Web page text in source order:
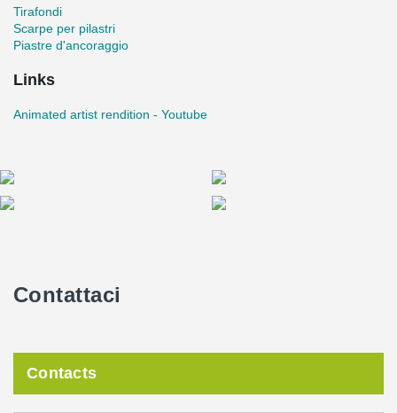
Tirafondi
Scarpe per pilastri
Piastre d'ancoraggio
Links
Animated artist rendition - Youtube
Contattaci
Contacts